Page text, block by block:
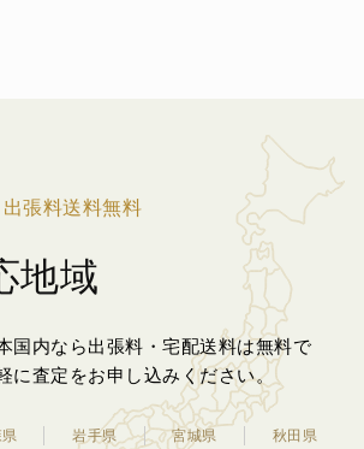
張料送料無料
地域
国内なら出張料・宅配送料は無料で
に査定をお申し込みください。
岩手県 宮城県
秋田県